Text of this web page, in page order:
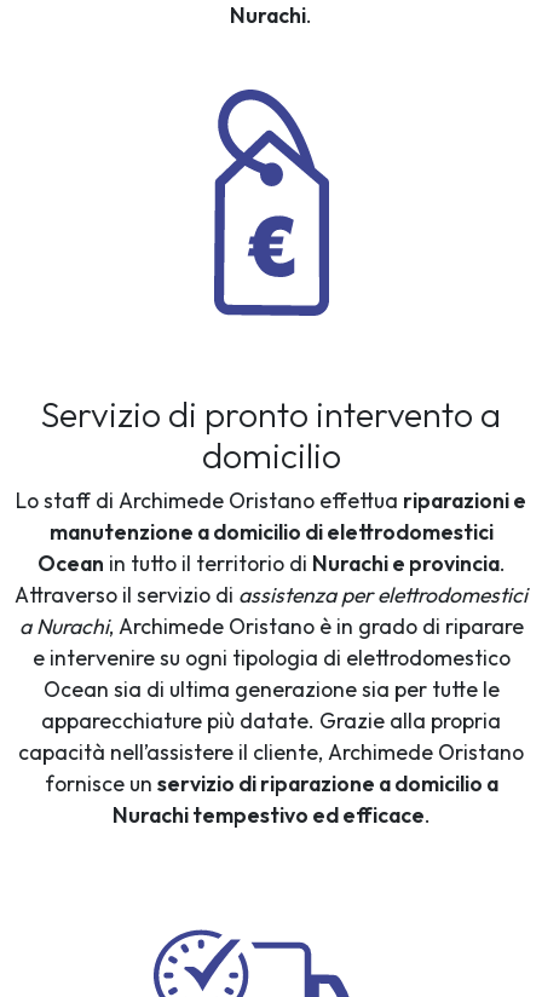
Nurachi.
Servizio di pronto intervento a
domicilio
Lo staff di Archimede Oristano effettua riparazioni e
manutenzione a domicilio di elettrodomestici
Ocean in tutto il territorio di Nurachi e provincia.
Attraverso il servizio di assistenza per elettrodomestici
a Nurachi, Archimede Oristano è in grado di riparare
e intervenire su ogni tipologia di elettrodomestico
Ocean sia di ultima generazione sia per tutte le
apparecchiature più datate. Grazie alla propria
capacità nell’assistere il cliente, Archimede Oristano
fornisce un servizio di riparazione a domicilio a
Nurachi tempestivo ed efficace.